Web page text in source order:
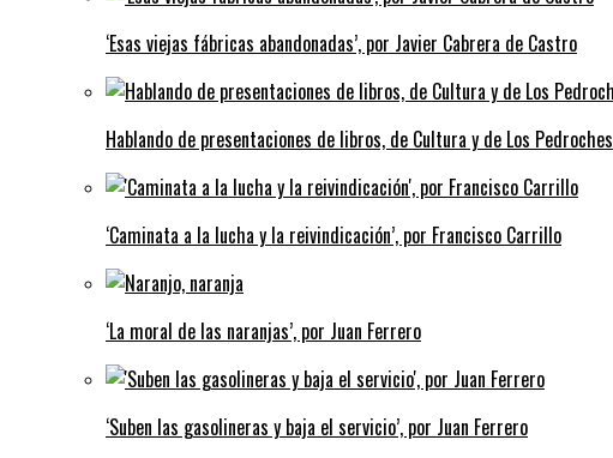
‘Esas viejas fábricas abandonadas’, por Javier Cabrera de Castro
Hablando de presentaciones de libros, de Cultura y de Los Pedroches
‘Caminata a la lucha y la reivindicación’, por Francisco Carrillo
‘La moral de las naranjas’, por Juan Ferrero
‘Suben las gasolineras y baja el servicio’, por Juan Ferrero